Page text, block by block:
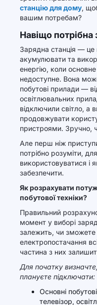
станцію для дому,
вашим потребам?
Навіщо потрібна
Зарядна станція — це
акумулювати та
енергію, коли
недоступне. Вона
побутові прилади —
освітлювальних
відключили світло, а
продовжувати
пристроями. Зручно,
Але перш ніж
потрібно розуміти,
використовуватися і
забезпечити.
Як розрахувати
побутової техніки?
Правильний
момент у виборі
залежить, чи зможете
електропостачання
частина з них
Для початку
плануєте підключати:
Основні
телевізор,